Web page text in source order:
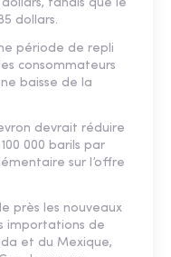
tandis que le
dollars.
période de repli
consommateurs
baisse de la
devrait réduire
000 barils par
sur l’offre
près les nouveaux
importations de
et du Mexique,